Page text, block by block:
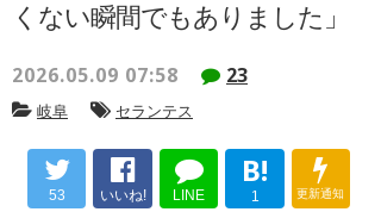
くない瞬間でもありました」
2026.05.09 07:58 23
岐阜 セランテス
53 いいね! LINE
B!
1 更新通知